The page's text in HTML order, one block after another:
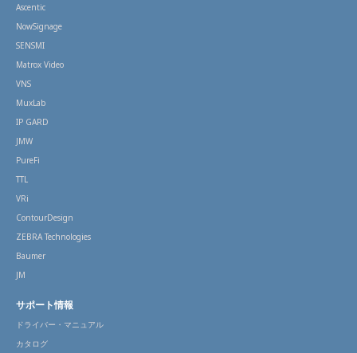
Ascentic
NowSignage
SENSMI
Matrox Video
VNS
MuxLab
IP GARD
JMW
PureFi
TTL
VRi
ContourDesign
ZEBRA Technologies
Baumer
JM
サポート情報
ドライバー・マニュアル
カタログ